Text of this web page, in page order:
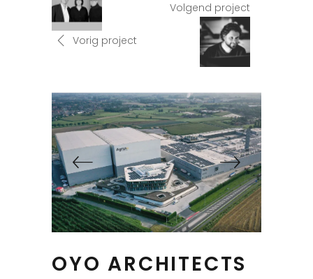
Vorig project
Volgend project
OYO ARCHITECTS